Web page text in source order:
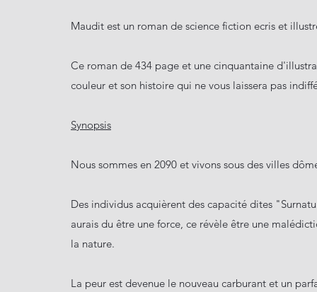
Maudit est un roman de science fiction ecris et
Ce roman de 434 page et une cinquantaine
couleur et son histoire qui ne vous laissera pas
Synopsis
Nous sommes en 2090 et vivons sous des villes
Des individus acquièrent des capacité dites
aurais du être une force, ce révèle être une
la nature.
La peur est devenue le nouveau carburant et un